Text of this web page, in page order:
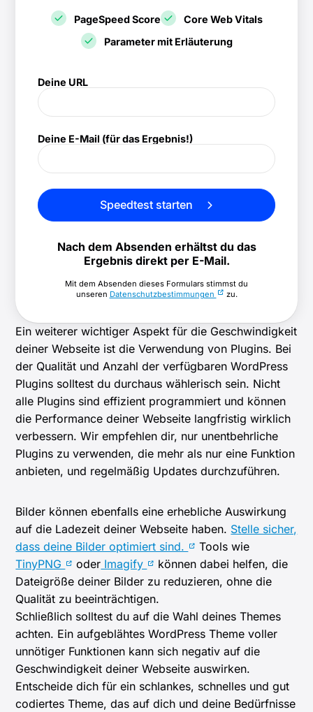
PageSpeed Score
Core Web Vitals
Parameter mit Erläuterung
(/speedtest)
Deine URL
Deine E-Mail (für das Ergebnis!)
Speedtest starten
Nach dem Absenden erhältst du das
Ergebnis direkt per E-Mail.
Mit dem Absenden dieses Formulars stimmst du
unseren Datenschutzbestimmungen zu.
Ein weiterer wichtiger Aspekt für die Geschwindigkeit
deiner Webseite ist die Verwendung von Plugins. Bei
der Qualität und Anzahl der verfügbaren WordPress
Plugins solltest du durchaus wählerisch sein. Nicht
alle Plugins sind effizient programmiert und können
die Performance deiner Webseite langfristig wirklich
verbessern. Wir empfehlen dir, nur unentbehrliche
Plugins zu verwenden, die mehr als nur eine Funktion
anbieten, und regelmäßig Updates durchzuführen.
Bilder können ebenfalls eine erhebliche Auswirkung
auf die Ladezeit deiner Webseite haben. Stelle sicher,
dass deine Bilder optimiert sind.
Tools wie
TinyPNG
oder Imagify
können dabei helfen, die
Dateigröße deiner Bilder zu reduzieren, ohne die
Qualität zu beeinträchtigen.
Schließlich solltest du auf die Wahl deines Themes
achten. Ein aufgeblähtes WordPress Theme voller
unnötiger Funktionen kann sich negativ auf die
Geschwindigkeit deiner Webseite auswirken.
Entscheide dich für ein schlankes, schnelles und gut
codiertes Theme, das auf dich und deine Bedürfnisse